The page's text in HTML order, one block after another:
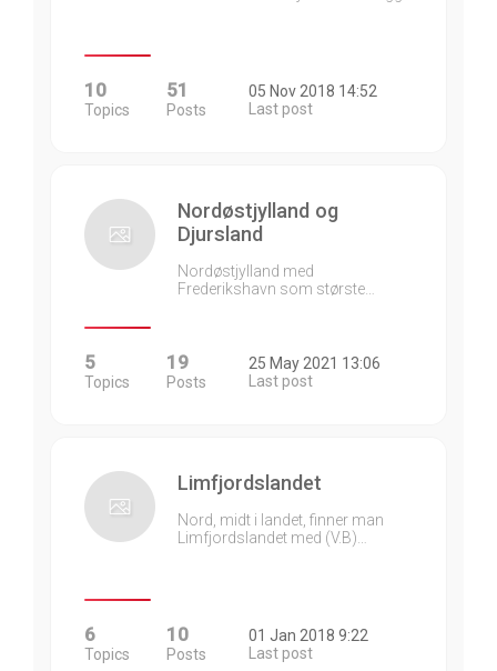
10
Topics
51
Posts
05 Nov 2018 14:52
Last post
Nordøstjylland og
Djursland
Nordøstjylland med
Frederikshavn som største…
5
Topics
19
Posts
25 May 2021 13:06
Last post
Limfjordslandet
Nord, midt i landet, finner man
Limfjordslandet med (V.B)…
6
Topics
10
Posts
01 Jan 2018 9:22
Last post